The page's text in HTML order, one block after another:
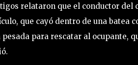
relataron que el conductor del
que cayó dentro de una batea
para rescatar al ocupante,